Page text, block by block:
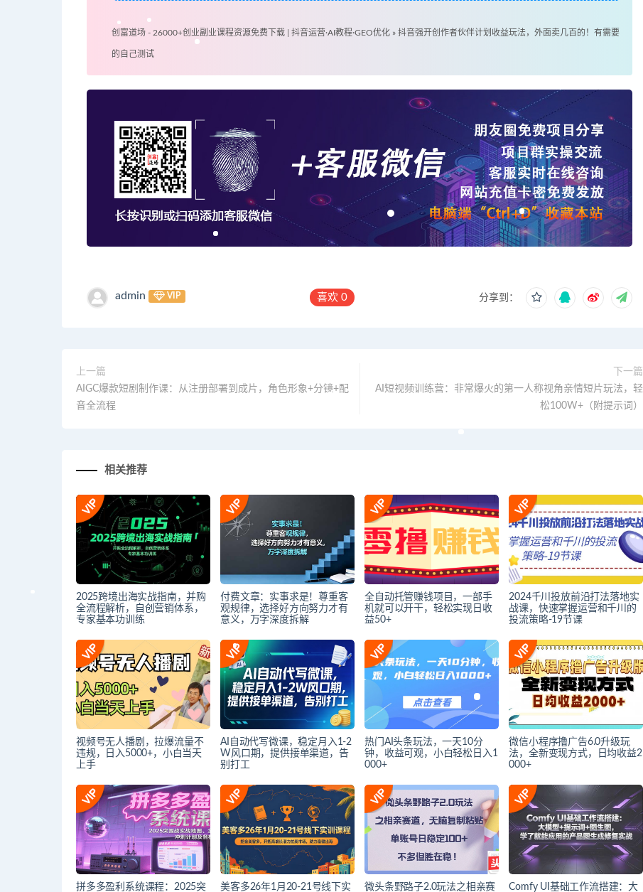
创富道场 - 26000+创业副业课程资源免费下载 | 抖音运营·AI教程·GEO优化 » 抖音强开创作者伙伴计划收益玩法，外面卖几百的！有需要
的自己测试
admin VIP 喜欢0 分享到：
上一篇
AIGC爆款短剧制作课：从注册部署到成片，角色形象+分镜+配
音全流程
下一篇
AI短视频训练营：非常爆火的第一人称视角亲情短片玩法，轻
松100W+（附提示词）
相关推荐
2025跨境出海实战指南，并购
全流程解析，自创营销体系，
专家基本功训练
付费文章：实事求是！尊重客
观规律，选择好方向努力才有
意义，万字深度拆解
全自动托管赚钱项目，一部手
机就可以开干，轻松实现日收
益50+
2024千川投放前沿打法落地实
战课，快速掌握运营和千川的
投流策略-19节课
视频号无人播剧，拉爆流量不
违规，日入5000+，小白当天
上手
AI自动代写微课，稳定月入1-2
W风口期，提供接单渠道，告
别打工
热门AI头条玩法，一天10分
钟，收益可观，小白轻松日入1
000+
微信小程序撸广告6.0升级玩
法，全新变现方式，日均收益2
000+
拼多多盈利系统课程：2025突 美客多26年1月20-21号线下实 微头条野路子2.0玩法之相亲赛 Comfy UI基础工作流搭建：大